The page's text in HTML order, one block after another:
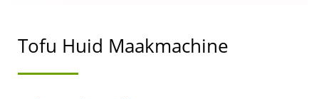
Tofu Huid Maakmachine